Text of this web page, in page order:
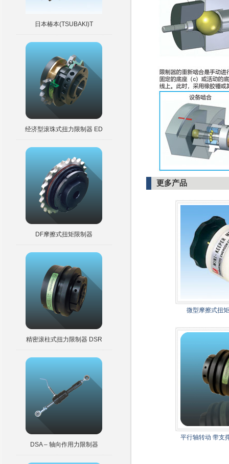
日本椿本(TSUBAKI)T
经济型滚珠式扭力限制器 ED
DF摩擦式扭矩限制器
精密滚柱式扭力限制器 DSR
DSA – 轴向作用力限制器
更多产品
微型摩擦式扭
平行轴转动 带支